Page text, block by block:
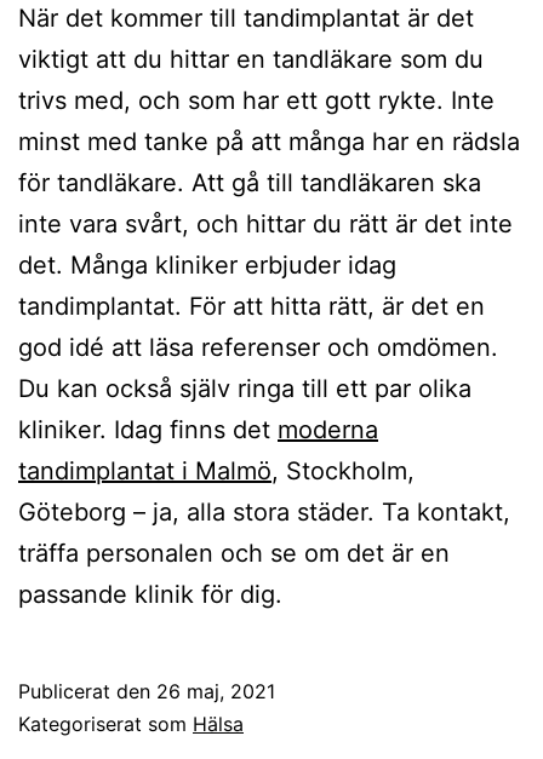
När det kommer till tandimplantat är det
viktigt att du hittar en tandläkare som du
trivs med, och som har ett gott rykte. Inte
minst med tanke på att många har en rädsla
för tandläkare. Att gå till tandläkaren ska
inte vara svårt, och hittar du rätt är det inte
det. Många kliniker erbjuder idag
tandimplantat. För att hitta rätt, är det en
god idé att läsa referenser och omdömen.
Du kan också själv ringa till ett par olika
kliniker. Idag finns det moderna
tandimplantat i Malmö, Stockholm,
Göteborg – ja, alla stora städer. Ta kontakt,
träffa personalen och se om det är en
passande klinik för dig.
Publicerat den 26 maj, 2021
Kategoriserat som Hälsa